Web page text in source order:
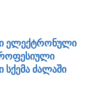
ელექტრონული
სქემა ძალაში